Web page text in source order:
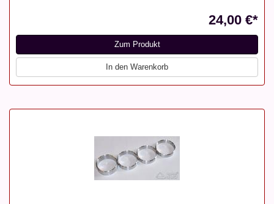
24,00 €*
Zum Produkt
In den Warenkorb